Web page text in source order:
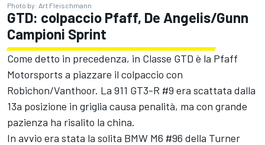
Photo by: Art Fleischmann
GTD: colpaccio Pfaff, De Angelis/Gunn
Campioni Sprint
Come detto in precedenza, in Classe GTD è la Pfaff
Motorsports a piazzare il colpaccio con
Robichon/Vanthoor. La 911 GT3-R #9 era scattata dalla
13a posizione in griglia causa penalità, ma con grande
pazienza ha risalito la china.
In avvio era stata la solita BMW M6 #96 della Turner